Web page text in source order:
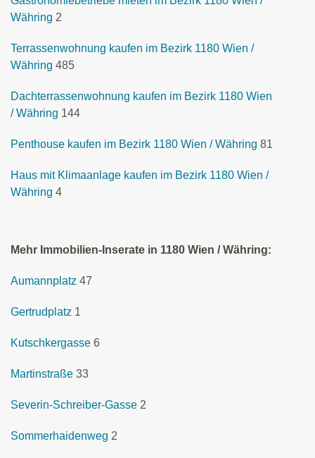
Währing 2
Terrassenwohnung kaufen im Bezirk 1180 Wien /
Währing 485
Dachterrassenwohnung kaufen im Bezirk 1180 Wien
/ Währing 144
Penthouse kaufen im Bezirk 1180 Wien / Währing 81
Haus mit Klimaanlage kaufen im Bezirk 1180 Wien /
Währing 4
Mehr Immobilien-Inserate in 1180 Wien / Währing:
Aumannplatz 47
Gertrudplatz 1
Kutschkergasse 6
Martinstraße 33
Severin-Schreiber-Gasse 2
Sommerhaidenweg 2